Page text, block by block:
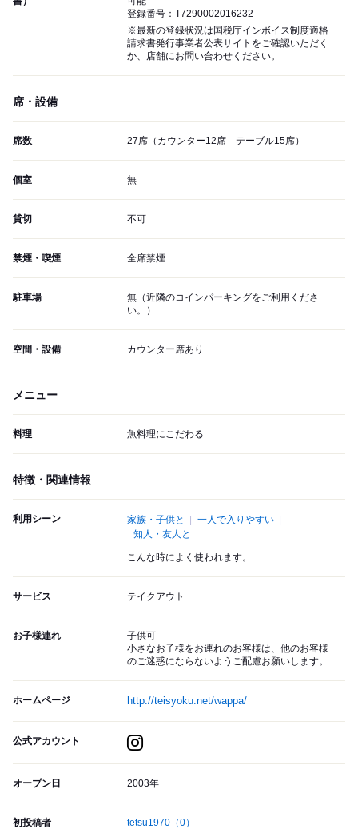
登録番号：T7290002016232
※最新の登録状況は国税庁インボイス制度適格
請求書発行事業者公表サイトをご確認いただく
か、店舗にお問い合わせください。
席・設備
席数 27席（カウンター12席 テーブル15席）
個室 無
貸切 不可
禁煙・喫煙 全席禁煙
駐車場
無（近隣のコインパーキングをご利用くださ
い。）
空間・設備 カウンター席あり
メニュー
料理 魚料理にこだわる
特徴・関連情報
利用シーン 家族・子供と
一人で入りやすい
知人・友人と
こんな時によく使われます。
サービス テイクアウト
お子様連れ
子供可
小さなお子様をお連れのお客様は、他のお客様
のご迷惑にならないようご配慮お願いします。
ホームページ http://teisyoku.net/wappa/
公式アカウント
オープン日 2003年
初投稿者 tetsu1970 （0）